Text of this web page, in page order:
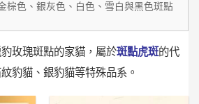
棕色、銀灰色、白色、雪白與黑色斑點
玫瑰斑點的家貓，屬於斑點虎斑的代
豹貓、銀豹貓等特殊品系。